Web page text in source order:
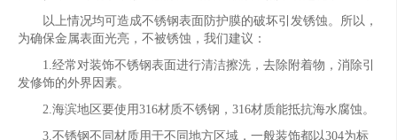
以上情况均可造成不锈钢表面防护膜的破坏引发锈蚀。所以，
为确保金属表面光亮，不被锈蚀，我们建议：
1.经常对装饰不锈钢表面进行清洁擦洗，去除附着物，消除引
发修饰的外界因素。
2.海滨地区要使用316材质不锈钢，316材质能抵抗海水腐蚀。
3.不锈钢不同材质用于不同地方区域，一般装饰都以304为标